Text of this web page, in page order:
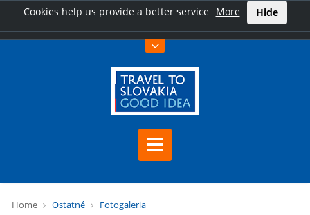
Cookies help us provide a better service More Hide
Home Ostatné Fotogaleria